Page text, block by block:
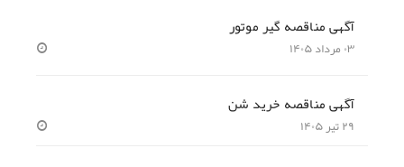
آگهی مناقصه گیر موتور
۰۳ مرداد ۱۴۰۵
آگهی مناقصه خرید شن
۲۹ تیر ۱۴۰۵